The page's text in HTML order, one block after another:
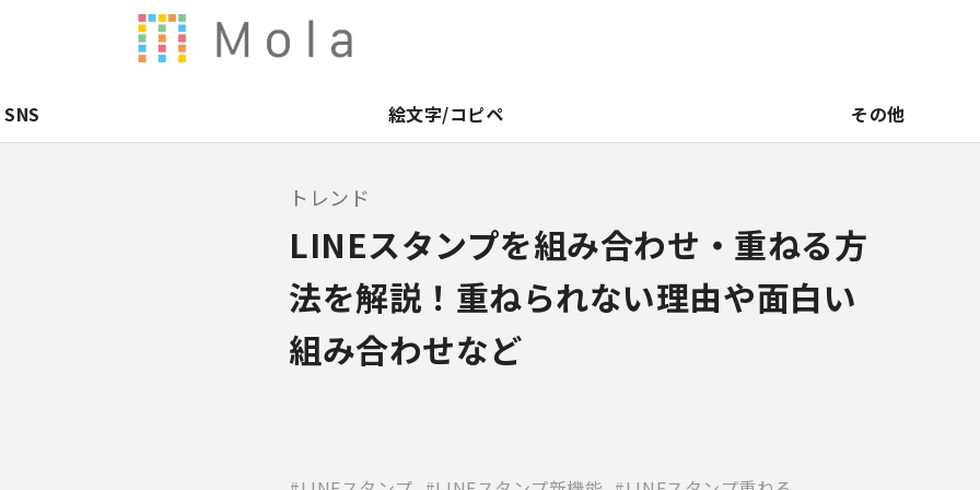
SNS 絵文字/コピペ その他
トレンド
LINEスタンプを組み合わせ・重ねる方
法を解説！重ねられない理由や面白い
組み合わせなど